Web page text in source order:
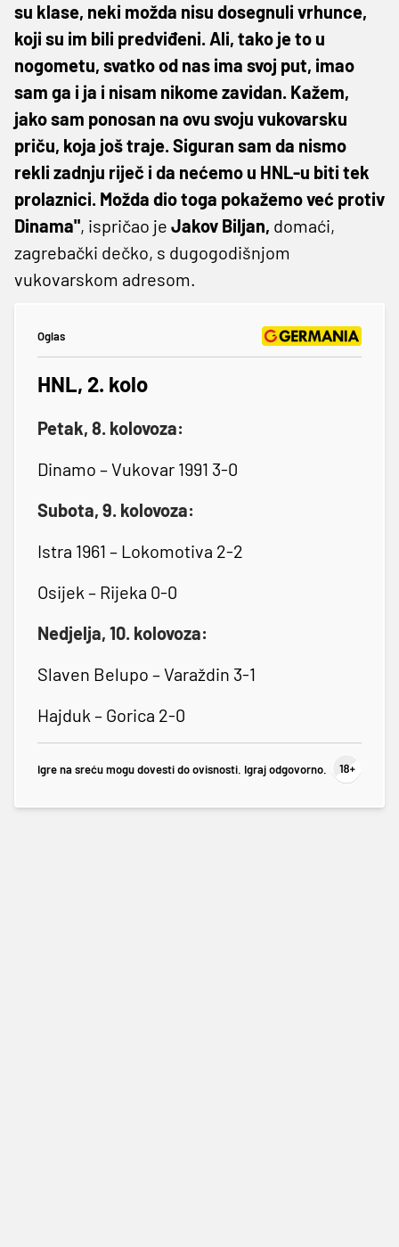
su klase, neki možda nisu dosegnuli vrhunce,
koji su im bili predviđeni. Ali, tako je to u
nogometu, svatko od nas ima svoj put, imao
sam ga i ja i nisam nikome zavidan. Kažem,
jako sam ponosan na ovu svoju vukovarsku
priču, koja još traje. Siguran sam da nismo
rekli zadnju riječ i da nećemo u HNL-u biti tek
prolaznici. Možda dio toga pokažemo već protiv
Dinama", ispričao je Jakov Biljan, domaći,
zagrebački dečko, s dugogodišnjom
vukovarskom adresom.
Oglas
HNL, 2. kolo
Petak, 8. kolovoza:
Dinamo – Vukovar 1991 3-0
Subota, 9. kolovoza:
Istra 1961 – Lokomotiva 2-2
Osijek – Rijeka 0-0
Nedjelja, 10. kolovoza:
Slaven Belupo – Varaždin 3-1
Hajduk – Gorica 2-0
Igre na sreću mogu dovesti do ovisnosti. Igraj odgovorno.